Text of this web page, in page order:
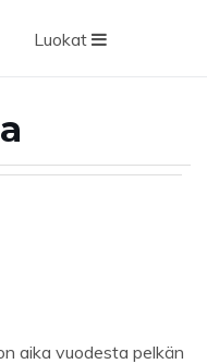
Luokat
aika vuodesta pelkän